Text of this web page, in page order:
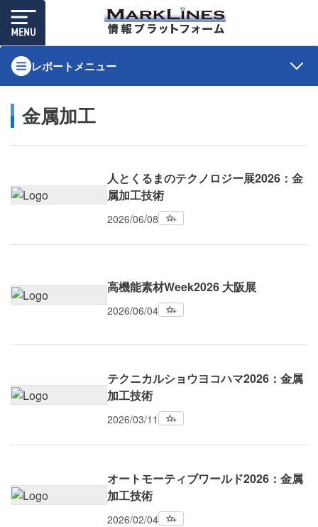
レポートメニュー
金属加工
人とくるまのテクノロジー展2026：金
属加工技術
2026/06/08
高機能素材Week2026 大阪展
2026/06/04
テクニカルショウヨコハマ2026：金属
加工技術
2026/03/11
オートモーティブワールド2026：金属
加工技術
2026/02/04